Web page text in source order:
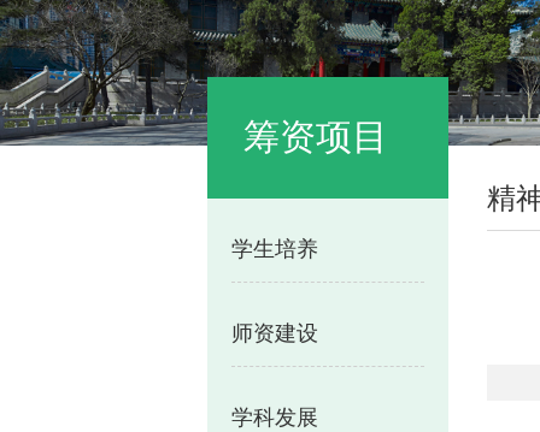
筹资项目
学生培养
师资建设
学科发展
精